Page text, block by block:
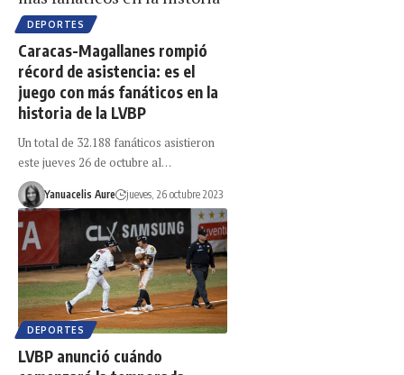
DEPORTES
Caracas-Magallanes rompió
récord de asistencia: es el
juego con más fanáticos en la
historia de la LVBP
Un total de 32.188 fanáticos asistieron
este jueves 26 de octubre al…
Yanuacelis Aure jueves, 26 octubre 2023
DEPORTES
LVBP anunció cuándo